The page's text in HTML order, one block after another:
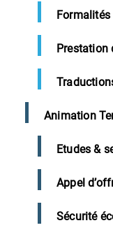
Prestation
Animation
Etudes &
Appel
Sécurité
en place
Depuis mi-
détaillant le Plan
grandes
informations